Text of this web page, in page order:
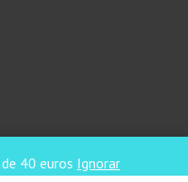
40 euros Ignorar
2